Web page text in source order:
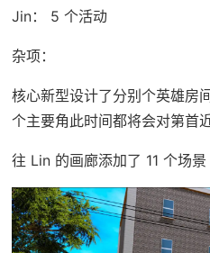
Jin： 5 个活动
杂项：
核心新型设计了分别个英雄房
个主要角此时间都将会对第首
往 Lin 的画廊添加了 11 个场景